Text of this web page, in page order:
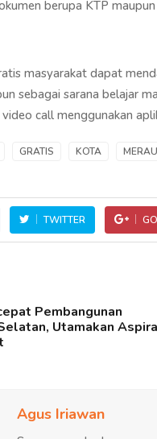
berupa KTP
masyarakat dapat
sebagai sarana belajar
call menggunakan
GRATIS KOTA
TWITTER
Pembangunan
Utamakan
Agus Iriawan